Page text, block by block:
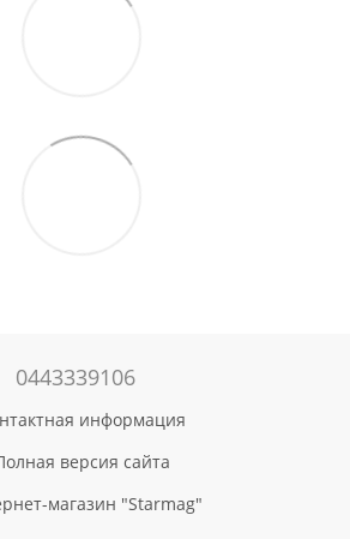
0443339106
информация
версия сайта
магазин "Starmag"